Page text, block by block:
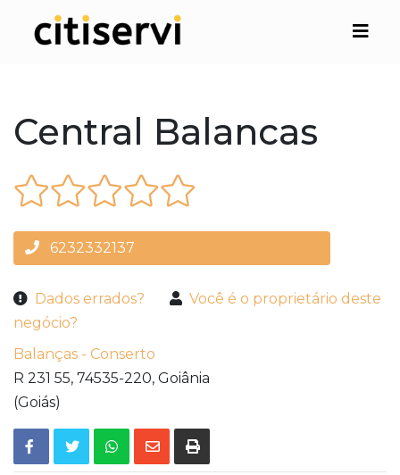
Central Balancas
6232332137
Dados errados?
Você é o proprietário deste
negócio?
Balanças - Conserto
R 231 55, 74535-220, Goiânia
(Goiás)